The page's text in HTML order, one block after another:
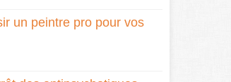
un peintre pro pour vos